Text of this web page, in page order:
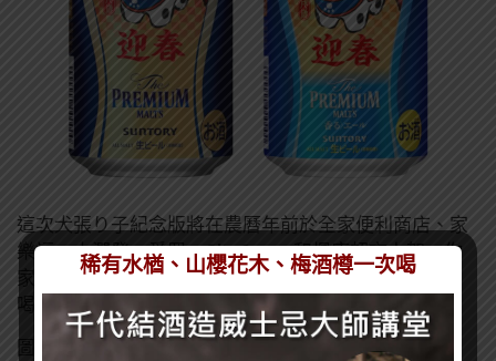
這次犬張り子紀念版將在農曆年前於全家便利商店、家
樂福、大潤發、愛買、CitySuper和楓康超市上架，你
家旁邊的販售點搞不好已經有狗狗在等你囉！就算不
喝，擺在桌上也很可愛呢！
稀有水楢、山櫻花木、梅酒樽一次喝